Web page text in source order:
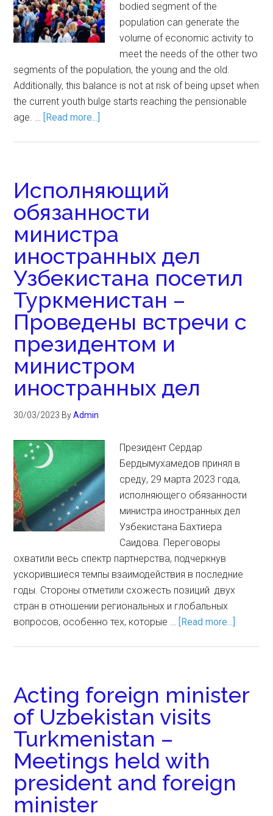
bodied segment of the
population can generate the
volume of economic activity to
meet the needs of the other two
segments of the population, the young and the old.
Additionally, this balance is not at risk of being upset when
the current youth bulge starts reaching the pensionable
age. … [Read more...]
Исполняющий
обязанности
министра
иностранных дел
Узбекистана посетил
Туркменистан –
Проведены встречи с
президентом и
министром
иностранных дел
30/03/2023 ByAdmin
Президент Сердар
Бердымухамедов принял в
среду, 29 марта 2023 года,
исполняющего обязанности
министра иностранных дел
Узбекистана Бахтиера
Саидова. Переговоры
охватили весь спектр партнерства, подчеркнув
ускорившиеся темпы взаимодействия в последние
годы. Стороны отметили схожесть позиций двух
стран в отношении региональных и глобальных
вопросов, особенно тех, которые … [Read more...]
Acting foreign minister
of Uzbekistan visits
Turkmenistan –
Meetings held with
president and foreign
minister